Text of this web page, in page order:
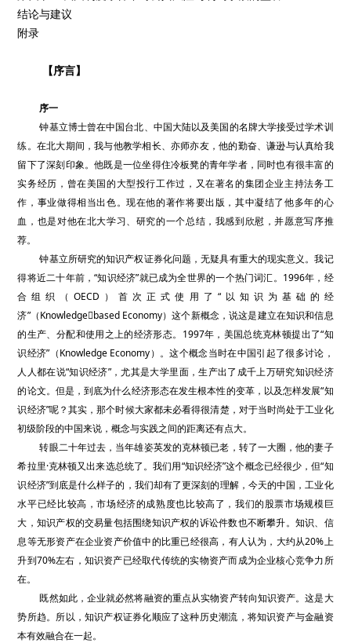
结论与建议
附录
【序言】
序一
钟基立博士曾在中国台北、中国大陆以及美国的名牌大学接受过学术训
练。在北大期间，我与他教学相长、亦师亦友，他的勤奋、谦逊与认真给我
留下了深刻印象。他既是一位坐得住冷板凳的青年学者，同时也有很丰富的
实务经历，曾在美国的大型投行工作过，又在著名的集团企业主持法务工
作，事业做得相当出色。现在他的著作将要出版，其中凝结了他多年的心
血，也是对他在北大学习、研究的一个总结，我感到欣慰，并愿意写序推
荐。
钟基立所研究的知识产权证券化问题，无疑具有重大的现实意义。我记
得将近二十年前，“知识经济”就已成为全世界的一个热门词汇。1996年，经
合组织（OECD）首次正式使用了“以知识为基础的经
济”（Knowledgebased Economy）这个新概念，说这是建立在知识和信息
的生产、分配和使用之上的经济形态。1997年，美国总统克林顿提出了“知
识经济”（Knowledge Economy）。这个概念当时在中国引起了很多讨论，
人人都在说“知识经济”，尤其是大学里面，生产出了成千上万研究知识经济
的论文。但是，到底为什么经济形态在发生根本性的变革，以及怎样发展“知
识经济”呢？其实，那个时候大家都未必看得很清楚，对于当时尚处于工业化
初级阶段的中国来说，概念与实践之间的距离还有点大。
转眼二十年过去，当年雄姿英发的克林顿已老，转了一大圈，他的妻子
希拉里·克林顿又出来选总统了。我们用“知识经济”这个概念已经很少，但“知
识经济”到底是什么样子的，我们却有了更深刻的理解，今天的中国，工业化
水平已经比较高，市场经济的成熟度也比较高了，我们的股票市场规模巨
大，知识产权的交易量包括围绕知识产权的诉讼件数也不断攀升。知识、信
息等无形资产在企业资产价值中的比重已经很高，有人认为，大约从20%上
升到70%左右，知识资产已经取代传统的实物资产而成为企业核心竞争力所
在。
既然如此，企业就必然将融资的重点从实物资产转向知识资产。这是大
势所趋。所以，知识产权证券化顺应了这种历史潮流，将知识资产与金融资
本有效融合在一起。